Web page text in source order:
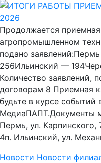
Продолжается
агропромышленном
подано
256Ильинский —
Количество заявлений,
договорам 8 Приемная
будьте в курсе событий
МедиаПАПТ.Документы
Пермь, ул.
4п. Ильинский, ул.
Новости Новости